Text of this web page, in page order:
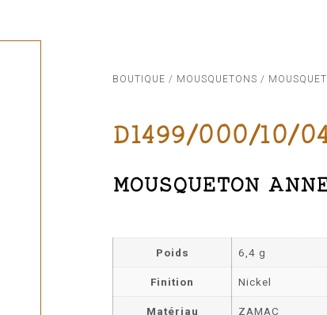
BOUTIQUE / MOUSQUETONS /
D1499/000/10/
MOUSQUETON
Poids 6,4 g
Finition Nickel
Matériau ZAMAC